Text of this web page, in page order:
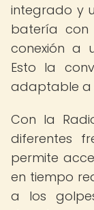
integrado y
batería con
conexión a
Esto la
adaptable a
Con la
diferentes
permite
en tiempo
a los